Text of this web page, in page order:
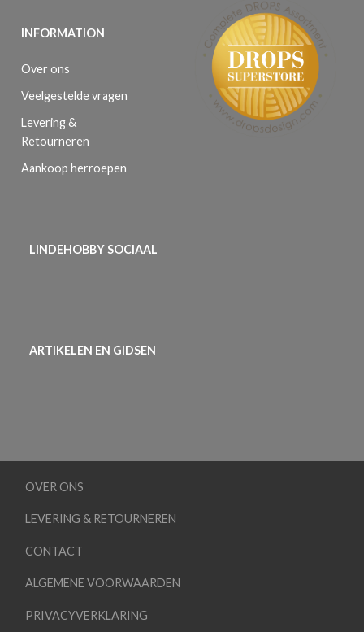
INFORMATION
Over ons
Veelgestelde vragen
Levering &
Retourneren
Aankoop herroepen
LINDEHOBBY SOCIAAL
ARTIKELEN EN GIDSEN
OVER ONS
LEVERING & RETOURNEREN
CONTACT
ALGEMENE VOORWAARDEN
PRIVACYVERKLARING